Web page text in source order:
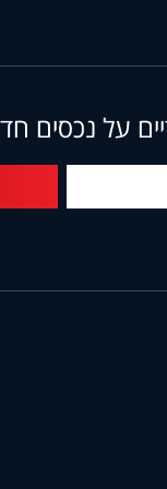
על נכסים